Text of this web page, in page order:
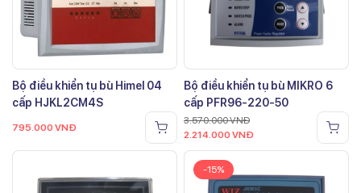
Bộ điều khiển tụ bù Himel 04
cấp HJKL2CM4S
795.000 VNĐ
Bộ điều khiển tụ bù MIKRO 6
cấp PFR96-220-50
3.570.000VNĐ
2.214.000 VNĐ
-15%